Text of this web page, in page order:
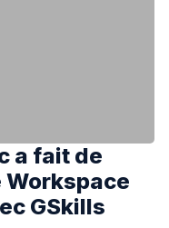
a fait de
Workspace
GSkills